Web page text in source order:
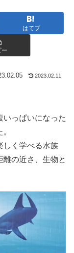
はてブ
ー
2023.02.11
いっぱいになった
しく学べる水族
の近さ、生物と